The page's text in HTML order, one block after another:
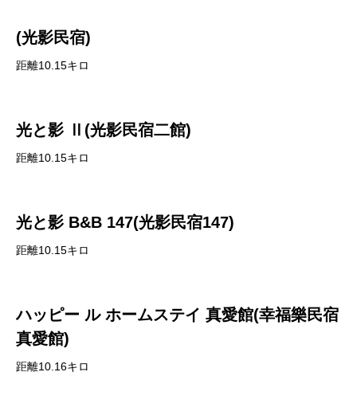
(光影民宿)
距離10.15キロ
光と影 Ⅱ(光影民宿二館)
距離10.15キロ
光と影 B&B 147(光影民宿147)
距離10.15キロ
ハッピー ル ホームステイ 真愛館(幸福樂民宿
真愛館)
距離10.16キロ